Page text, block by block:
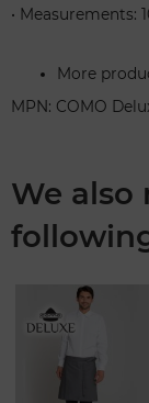
• Measurements:
More
MPN: COMO
We